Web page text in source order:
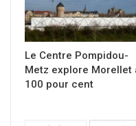
Le Centre Pompidou-
Metz explore Morellet
100 pour cent